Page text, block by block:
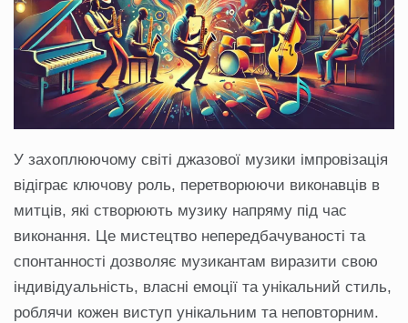
У захоплюючому світі джазової музики імпровізація
відіграє ключову роль, перетворюючи виконавців в
митців, які створюють музику напряму під час
виконання. Це мистецтво непередбачуваності та
спонтанності дозволяє музикантам виразити свою
індивідуальність, власні емоції та унікальний стиль,
роблячи кожен виступ унікальним та неповторним.